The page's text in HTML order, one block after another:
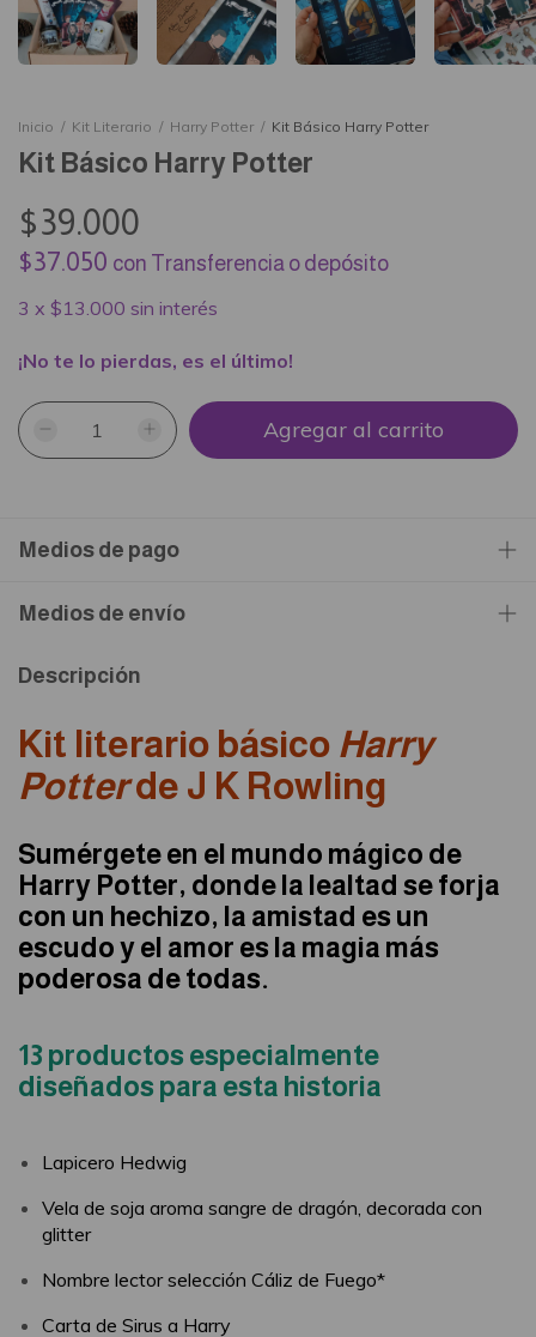
Inicio / Kit Literario / Harry Potter / Kit Básico Harry Potter
Kit Básico Harry Potter
$39.000
$37.050 con Transferencia o depósito
3 x $13.000 sin interés
¡No te lo pierdas, es el último!
Medios de pago
Medios de envío
Descripción
Kit literario básico Harry
Potterde J K Rowling
Sumérgete en el mundo mágico de
Harry Potter, donde la lealtad se forja
con un hechizo, la amistad es un
escudo y el amor es la magia más
poderosa de todas.
13 productos especialmente
diseñados para esta historia
Lapicero Hedwig
Vela de soja aroma sangre de dragón, decorada con
glitter
Nombre lector selección Cáliz de Fuego*
Carta de Sirus a Harry